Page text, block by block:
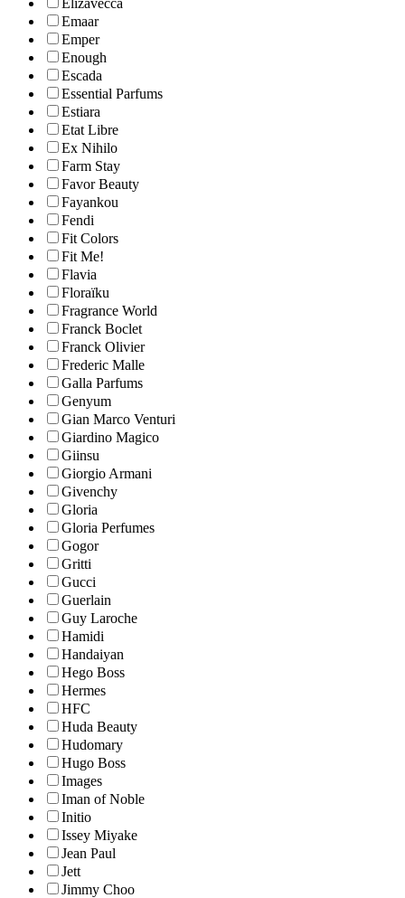
Emaar
Emper
Enough
Escada
Essential Parfums
Estiara
Etat Libre
Ex Nihilo
Farm Stay
Favor Beauty
Fayankou
Fendi
Fit Colors
Fit Me!
Flavia
Floraïku
Fragrance World
Franck Boclet
Franck Olivier
Frederic Malle
Galla Parfums
Genyum
Gian Marco Venturi
Giardino Magico
Giinsu
Giorgio Armani
Givenchy
Gloria
Gloria Perfumes
Gogor
Gritti
Gucci
Guerlain
Guy Laroche
Hamidi
Handaiyan
Hego Boss
Hermes
HFC
Huda Beauty
Hudomary
Hugo Boss
Images
Iman of Noble
Initio
Issey Miyake
Jean Paul
Jett
Jimmy Choo